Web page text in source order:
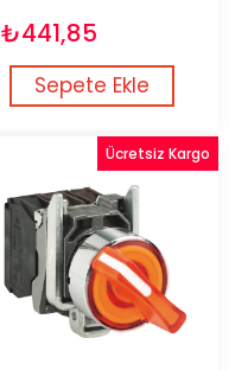
₺441,85
Sepete Ekle
Ücretsiz Kargo